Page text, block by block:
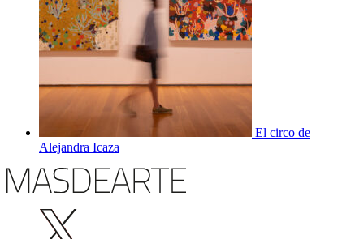
El circo de
Alejandra Icaza